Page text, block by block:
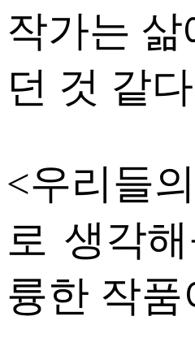
작가는
던 것 같
<우리들
로 생각
륭한 작품